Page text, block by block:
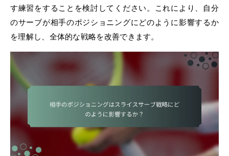
す練習をすることを検討してください。これにより、自分
のサーブが相手のポジショニングにどのように影響するか
を理解し、全体的な戦略を改善できます。